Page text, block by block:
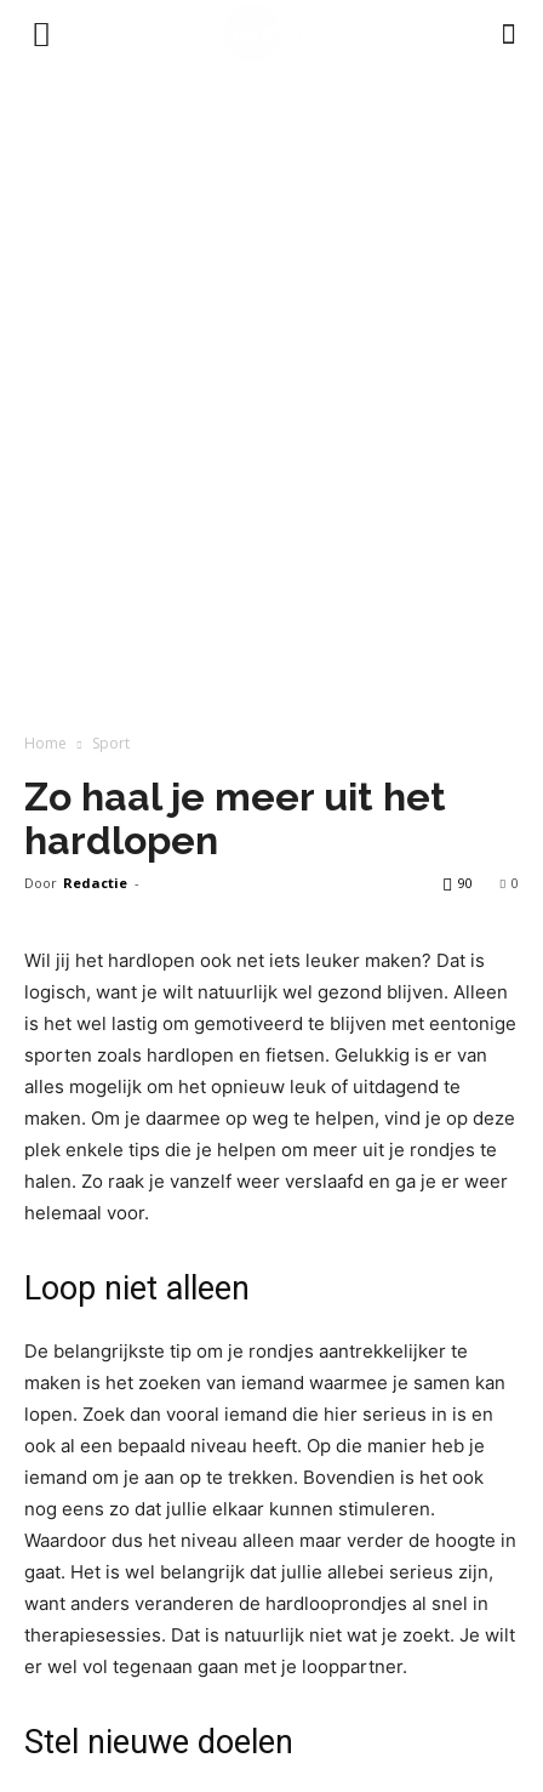
Home Sport
Zo haal je meer uit het
hardlopen
Door Redactie - 0
90
Wil jij het hardlopen ook net iets leuker maken? Dat is
logisch, want je wilt natuurlijk wel gezond blijven. Alleen
is het wel lastig om gemotiveerd te blijven met eentonige
sporten zoals hardlopen en fietsen. Gelukkig is er van
alles mogelijk om het opnieuw leuk of uitdagend te
maken. Om je daarmee op weg te helpen, vind je op deze
plek enkele tips die je helpen om meer uit je rondjes te
halen. Zo raak je vanzelf weer verslaafd en ga je er weer
helemaal voor.
Loop niet alleen
De belangrijkste tip om je rondjes aantrekkelijker te
maken is het zoeken van iemand waarmee je samen kan
lopen. Zoek dan vooral iemand die hier serieus in is en
ook al een bepaald niveau heeft. Op die manier heb je
iemand om je aan op te trekken. Bovendien is het ook
nog eens zo dat jullie elkaar kunnen stimuleren.
Waardoor dus het niveau alleen maar verder de hoogte in
gaat. Het is wel belangrijk dat jullie allebei serieus zijn,
want anders veranderen de hardlooprondjes al snel in
therapiesessies. Dat is natuurlijk niet wat je zoekt. Je wilt
er wel vol tegenaan gaan met je looppartner.
Stel nieuwe doelen